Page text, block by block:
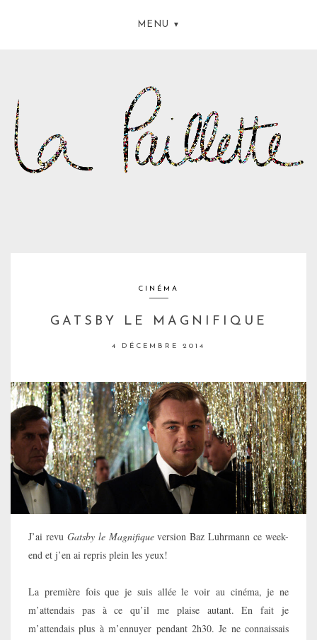
MENU
CINÉMA
GATSBY LE MAGNIFIQUE
4 DÉCEMBRE 2014
J’ai revu Gatsby le Magnifiqueversion Baz Luhrmann ce week-
end et j’en ai repris plein les yeux!
La première fois que je suis allée le voir au cinéma, je ne
m’attendais pas à ce qu’il me plaise autant. En fait je
m’attendais plus à m’ennuyer pendant 2h30. Je ne connaissais